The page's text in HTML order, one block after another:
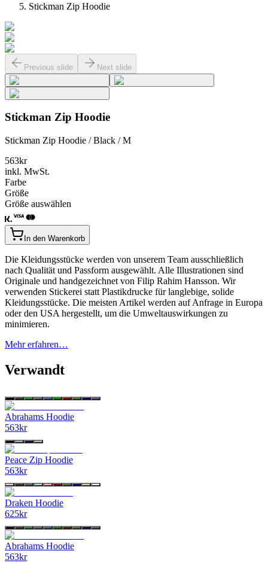
Stickman Zip Hoodie
Previous slide Next slide
Stickman Zip Hoodie
Stickman Zip Hoodie / Black / M
563kr
inkl. MwSt.
Farbe
Größe
Größe auswählen
In den Warenkorb
Die Kleidungsstücke werden von unserem Team ausschließlich
nach Qualität und Passform ausgewählt. Alle Illustrationen sind
Originale und handgezeichnet von Filip Rahim Hansson. Wir
verwenden Stickerei statt Plastikdrucke für langlebige, solide
Kleidungsstücke. Die meisten Artikel werden auf Anfrage in Europa
oder den USA hergestellt, um die Umweltauswirkungen zu
minimieren.
Mehr erfahren…
Verwandt
Abrahams Hoodie
563kr
Peace Zip Hoodie
563kr
Draken Hoodie
625kr
Abrahams Hoodie
563kr